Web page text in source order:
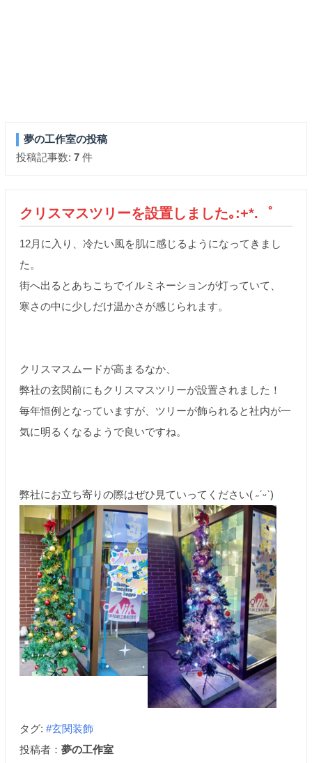
夢の工作室の投稿
投稿記事数: 7件
クリスマスツリーを設置しました｡:+*.゜
12月に入り、冷たい風を肌に感じるようになってきまし
た。
街へ出るとあちこちでイルミネーションが灯っていて、
寒さの中に少しだけ温かさが感じられます。
クリスマスムードが高まるなか、
弊社の玄関前にもクリスマスツリーが設置されました！
毎年恒例となっていますが、ツリーが飾られると社内が一
気に明るくなるようで良いですね。
弊社にお立ち寄りの際はぜひ見ていってください( ˶ˊᵕˋ)
タグ: #玄関装飾
投稿者： 夢の工作室